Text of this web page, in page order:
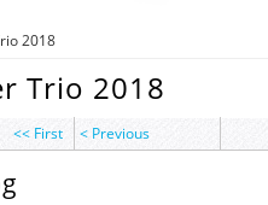
2018
Trio 2018
<< First < Previous